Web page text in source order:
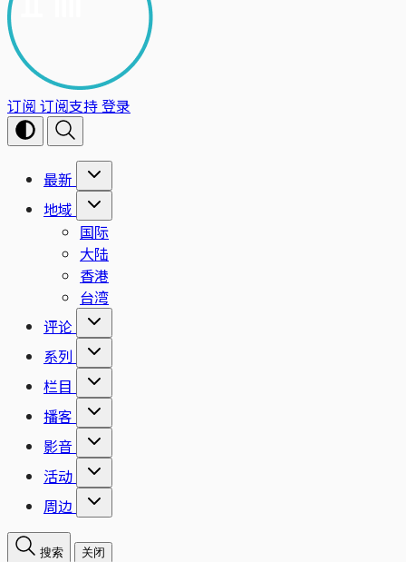
订阅 订阅支持登录
最新
地域
国际
大陆
香港
台湾
评论
系列
栏目
播客
影音
活动
周边
搜索 关闭